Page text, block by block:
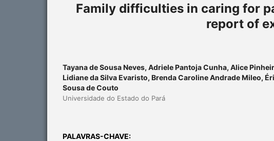
Family difficulties in caring for
report of
Tayana de Sousa Neves, Adriele Pantoja Cunha, Alice
Lidiane da Silva Evaristo, Brenda Caroline Andrade Mileo,
Sousa de Couto
Universidade do Estado do Pará
PALAVRAS-CHAVE: